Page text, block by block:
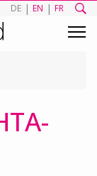
DE | EN | FR